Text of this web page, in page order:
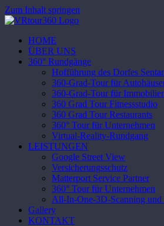
Zum Inhalt springen
HOME
ÜBER UNS
360° Rundgänge
Hofführung des Dorfes
360-Grad-Tour für
360-Grad-Tour für
360 Grad Tour Fitnessstudio
360 Grad Tour Restaurants
360° Tour für Unternehmen
Virtual-Reality-Rundgang
LEISTUNGEN
Google Street View
Versicherungsschutz
Matterport Service Partner
360° Tour für Unternehmen
All-In-One-3D-Scanning und
Gallery
KONTAKT